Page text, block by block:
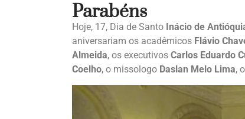
Parabéns
Hoje, 17, Dia de Santo Inácio de
aniversariam os acadêmicos Flávio
Almeida, os executivos Carlos Eduardo
Coelho, o missologo Daslan Melo Lima,